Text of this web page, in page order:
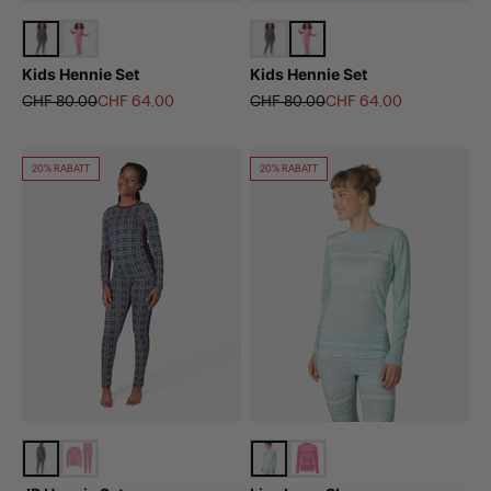
Kids Hennie Set
Regulärer Preis
CHF 80.00Angebot
CHF 64.00
Kids Hennie Set
Regulärer Preis
CHF 80.00Angebot
CHF 64.00
20% RABATT 20% RABATT